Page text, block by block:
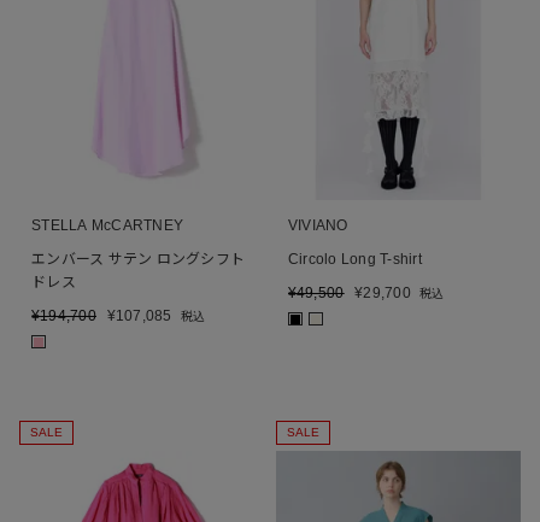
STELLA McCARTNEY
エンバース サテン ロングシフト
ドレス
¥194,700 ¥107,085 税込
VIVIANO
Circolo Long T-shirt
¥49,500 ¥29,700 税込
SALE SALE